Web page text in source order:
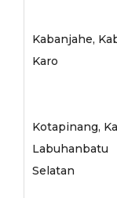
Kabanjahe,
Karo
Kotapinang,
Labuhanbatu
Selatan